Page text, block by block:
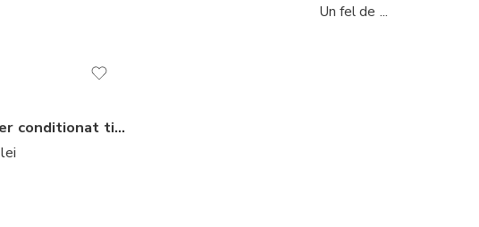
Un fel de ...
Unitate interna aer conditionat tip split de perete Gree GWH09AAB-K6DNA5A 9000 BTU
lei